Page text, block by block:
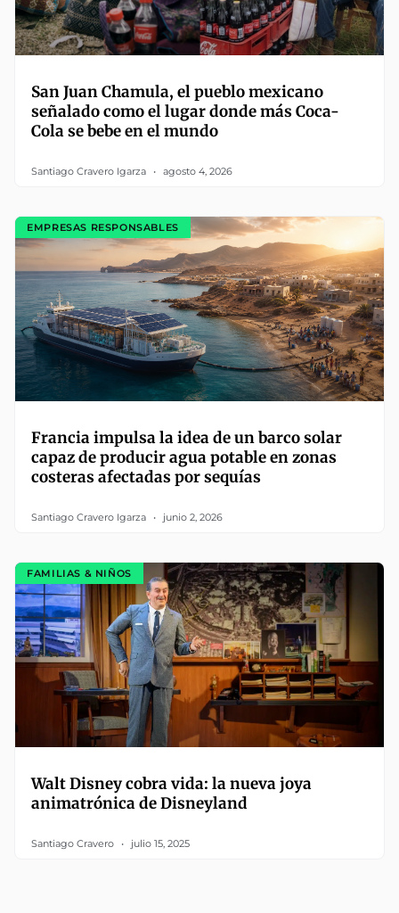
San Juan Chamula, el pueblo mexicano
señalado como el lugar donde más Coca-
Cola se bebe en el mundo
Santiago Cravero Igarza agosto 4, 2026
EMPRESAS RESPONSABLES
Francia impulsa la idea de un barco solar
capaz de producir agua potable en zonas
costeras afectadas por sequías
Santiago Cravero Igarza junio 2, 2026
FAMILIAS & NIÑOS
Walt Disney cobra vida: la nueva joya
animatrónica de Disneyland
Santiago Cravero julio 15, 2025